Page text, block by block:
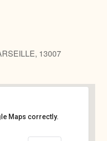
13007
Maps correctly.